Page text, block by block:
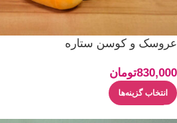
عروسک و کوسن ستاره
830,000تومان
انتخاب گزینه‌ها